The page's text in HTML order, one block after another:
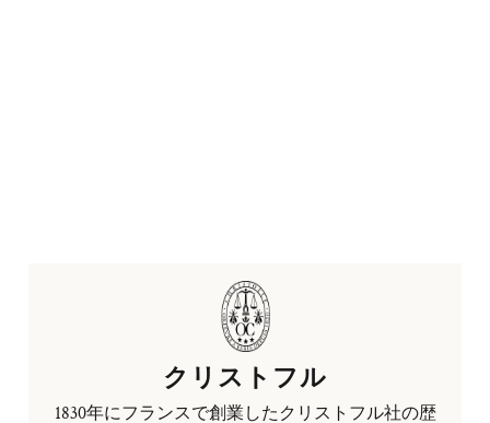
クリストフル
1830年にフランスで創業したクリストフル社の歴